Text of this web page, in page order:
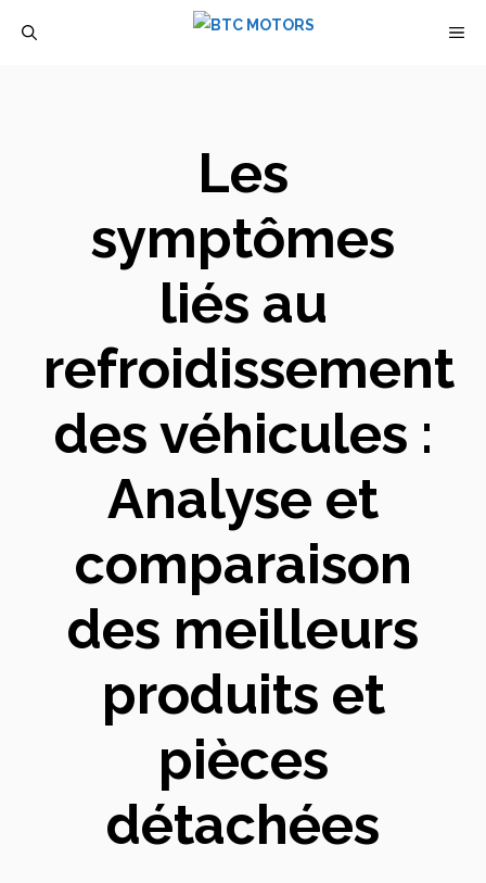
Les
symptômes
liés au
refroidissement
des véhicules :
Analyse et
comparaison
des meilleurs
produits et
pièces
détachées